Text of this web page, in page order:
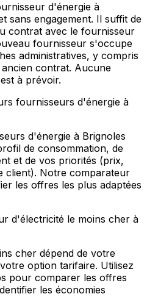
d'énergie à
sans engagement. Il suffit de
contrat avec le fournisseur
fournisseur s'occupe
administratives, y compris
contrat. Aucune
à prévoir.
fournisseurs d'énergie à
d'énergie à Brignoles
de consommation, de
et de vos priorités (prix,
client). Notre comparateur
les offres les plus adaptées
d'électricité le moins cher à
cher dépend de votre
option tarifaire. Utilisez
pour comparer les offres
les économies